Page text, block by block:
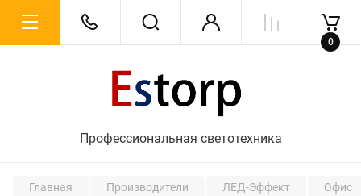
Профессиональная светотехника
0
Главная Производители ЛЕД-Эффект Офис